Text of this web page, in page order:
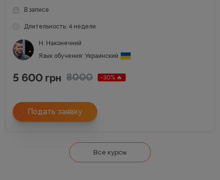
В записе
Длительность: 4 недели
Н. Наконечний
Язык обучения: Украинский
5 600 грн 8000 -30% 🔥
Подать заявку
Все курсы